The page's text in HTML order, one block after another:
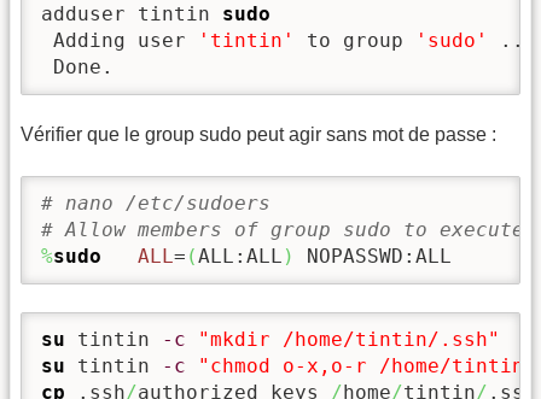
adduser tintin sudo
Adding user
'tintin' to group 'sudo'
...
Done.
Vérifier que le group sudo peut agir sans mot de passe :
# nano /etc/sudoers
# Allow members of group sudo to execute
%sudo ALL= (ALL:ALL ) NOPASSWD:ALL
su tintin -c
"mkdir /home/tintin/.ssh"
su tintin -c
"chmod o-x,o-r /home/
cp .ssh/authorized_keys /home/tintin/ .ssh